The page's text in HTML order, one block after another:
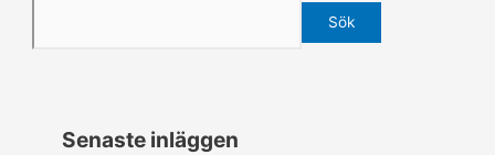
Sök
Senaste inläggen